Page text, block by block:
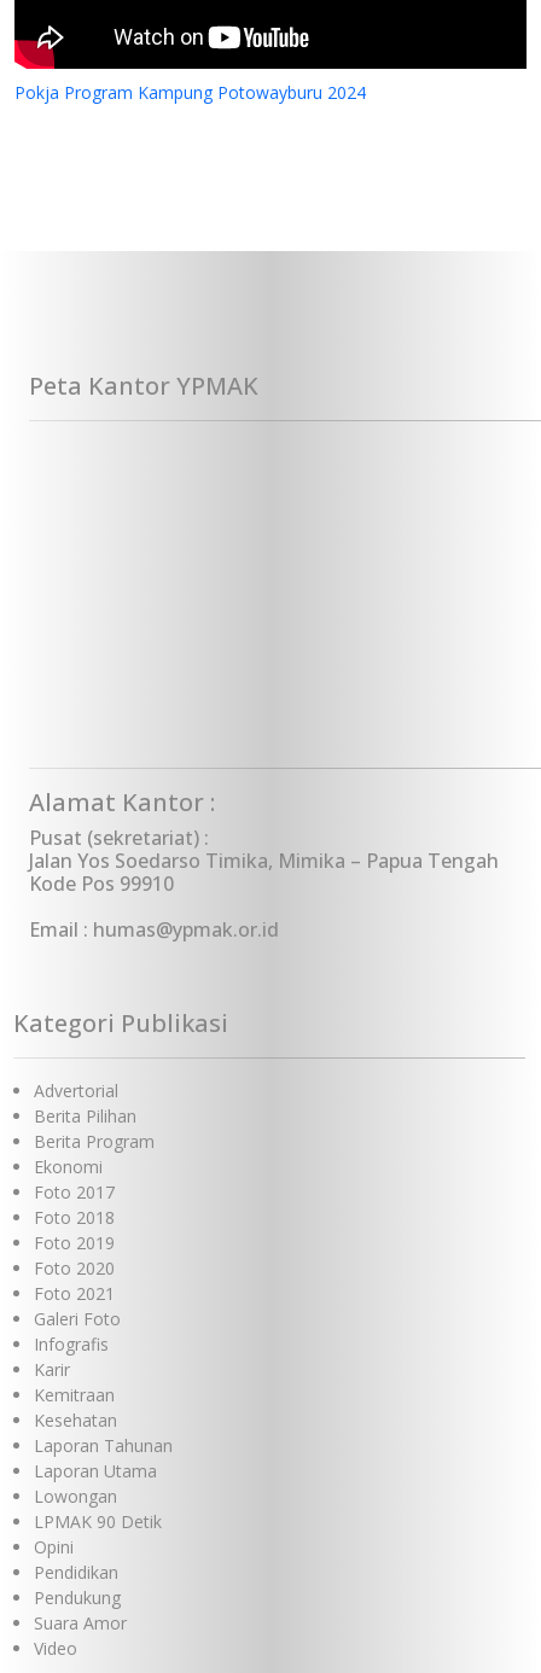
Pokja Program Kampung Potowayburu 2024
Peta Kantor YPMAK
Alamat Kantor :
Pusat (sekretariat) :
Jalan Yos Soedarso Timika, Mimika – Papua Tengah
Kode Pos 99910
Email : humas@ypmak.or.id
Kategori Publikasi
Advertorial
Berita Pilihan
Berita Program
Ekonomi
Foto 2017
Foto 2018
Foto 2019
Foto 2020
Foto 2021
Galeri Foto
Infografis
Karir
Kemitraan
Kesehatan
Laporan Tahunan
Laporan Utama
Lowongan
LPMAK 90 Detik
Opini
Pendidikan
Pendukung
Suara Amor
Video